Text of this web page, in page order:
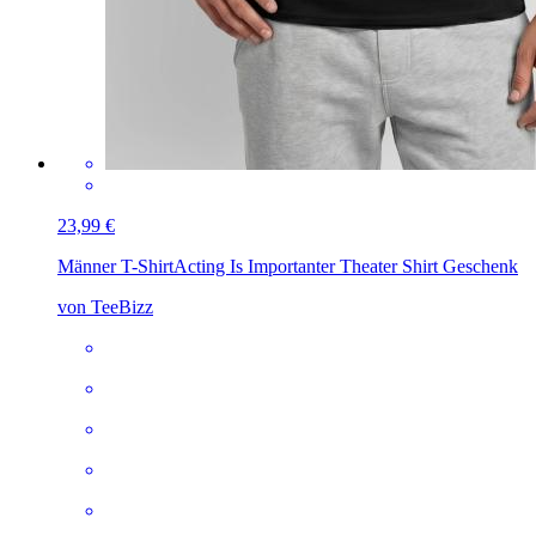
23,99 €
Männer T-ShirtActing Is Importanter Theater Shirt Geschenk
von TeeBizz